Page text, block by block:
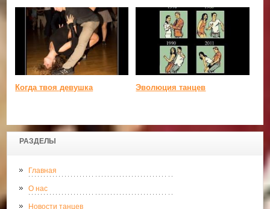
РАЗДЕЛЫ
Главная
О нас
Новости танцев
Когда твоя девушка Эволюция танцев